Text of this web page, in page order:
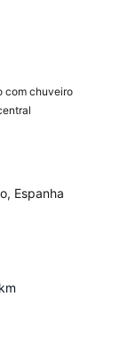
com chuveiro
Espanha
km